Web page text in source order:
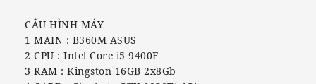
CẤU HÌNH MÁY
1 MAIN : B360M ASUS
2 CPU : Intel Core i5 9400F
3 RAM : Kingston 16GB 2x8Gb